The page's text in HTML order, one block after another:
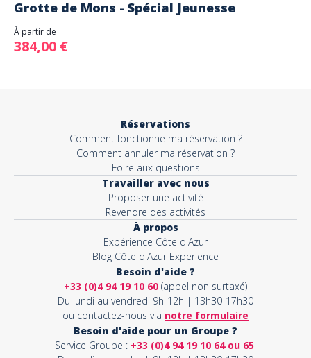
Grotte de Mons - Spécial Jeunesse
À partir de
384,00 €
Réservations
Comment fonctionne ma réservation ?
Comment annuler ma réservation ?
Foire aux questions
Travailler avec nous
Proposer une activité
Revendre des activités
À propos
Expérience Côte d'Azur
Blog Côte d'Azur Experience
Besoin d'aide ?
+33 (0)4 94 19 10 60 (appel non surtaxé)
Du lundi au vendredi 9h-12h | 13h30-17h30
ou contactez-nous via notre formulaire
Besoin d'aide pour un Groupe ?
Service Groupe : +33 (0)4 94 19 10 64 ou 65